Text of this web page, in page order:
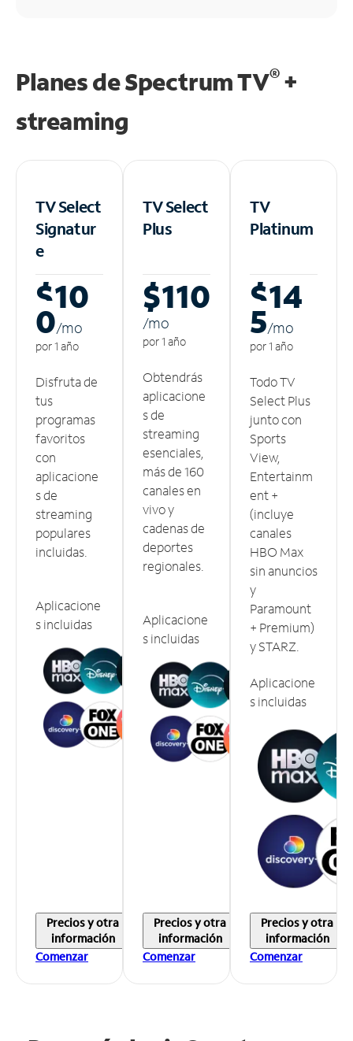
Planes de Spectrum TV®+
streaming
TV Select
Signatur
e
$10
0/mo
por 1 año
Disfruta de
tus
programas
favoritos
con
aplicacione
s de
streaming
populares
incluidas.
Aplicacione
s incluidas
Precios y otra
información
Comenzar
TV Select
Plus
$110
/mo
por 1 año
Obtendrás
aplicacione
s de
streaming
esenciales,
más de 160
canales en
vivo y
cadenas de
deportes
regionales.
Aplicacione
s incluidas
Precios y otra
información
Comenzar
TV
Platinum
$14
5/mo
por 1 año
Todo TV
Select Plus
junto con
Sports
View,
Entertainm
ent +
(incluye
canales
HBO Max
sin anuncios
y
Paramount
+ Premium)
y STARZ.
Aplicacione
s incluidas
Precios y otra
información
Comenzar